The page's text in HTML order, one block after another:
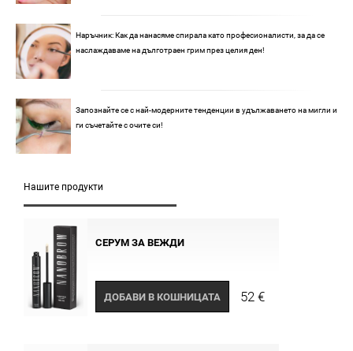
Наръчник: Как да нанасяме спирала като професионалисти, за да се
наслаждаваме на дълготраен грим през целия ден!
Запознайте се с най-модерните тенденции в удължаването на мигли и
ги съчетайте с очите си!
Нашите продукти
СЕРУМ ЗА ВЕЖДИ
ДОБАВИ В КОШНИЦАТА 52 €